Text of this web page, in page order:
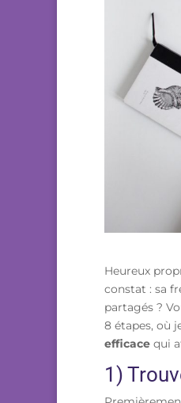
Heureux
constat : sa
partagés ?
8 étapes, où
efficace qui
1)